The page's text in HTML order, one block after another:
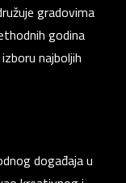
gradovima
godina
najboljih
događaja u